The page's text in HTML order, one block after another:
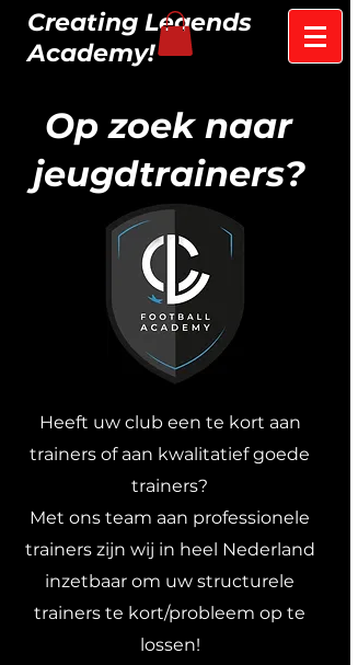
Creating Legends
Academy!
Op zoek naar
jeugdtrainers?
Heeft uw club een te kort aan
trainers of aan kwalitatief goede
trainers?
Met ons team aan professionele
trainers zijn wij in heel Nederland
inzetbaar om uw structurele
trainers te kort/probleem op te
lossen!